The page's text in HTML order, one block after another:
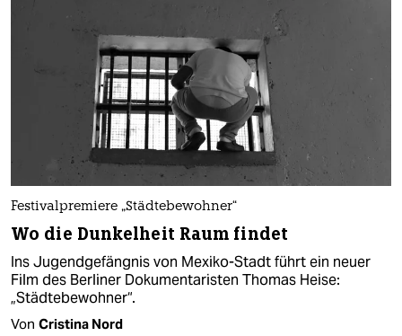
Festivalpremiere „Städtebewohner“
Wo die Dunkelheit Raum findet
Ins Jugendgefängnis von Mexiko-Stadt führt ein neuer
Film des Berliner Dokumentaristen Thomas Heise:
„Städtebewohner“.
Von Cristina Nord